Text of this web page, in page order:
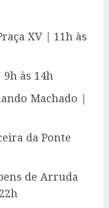
XV | 11h às
às 14h
Machado |
da Ponte
de Arruda